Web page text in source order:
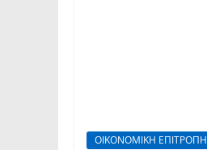
ΟΙΚΟΝΟΜΙΚΗ ΕΠΙΤΡΟΠΗ